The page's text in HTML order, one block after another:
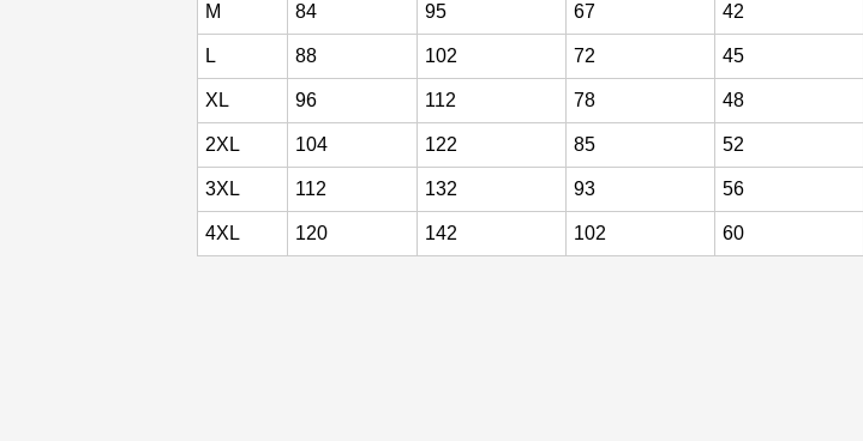
M 84 95 67 42
L 88 102 72 45
XL 96 112 78 48
2XL 104 122 85 52
3XL 112 132 93 56
4XL 120 142 102 60